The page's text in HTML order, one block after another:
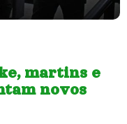
martins e
novos